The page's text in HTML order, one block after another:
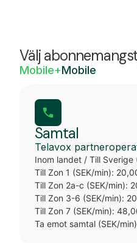
Välj
Mobile+Mobile
Samtal
Telavox
Inom landet / Till Sverige
Till Zon 1 (SEK/min):
Till Zon 2a-c (SEK/min):
Till Zon 3-6 (SEK/min):
Till Zon 7 (SEK/min):
Ta emot samtal (SEK/